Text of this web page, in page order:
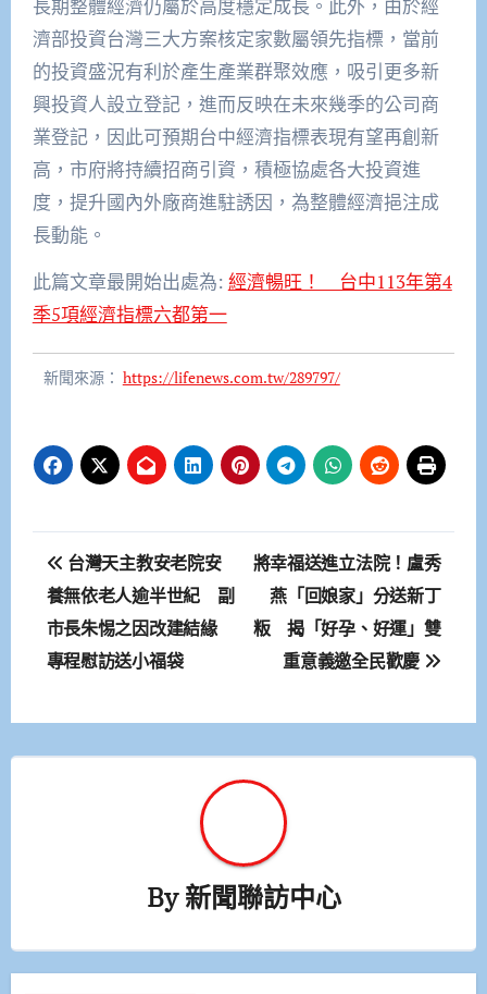
長期整體經濟仍屬於高度穩定成長。此外，由於經
濟部投資台灣三大方案核定家數屬領先指標，當前
的投資盛況有利於產生產業群聚效應，吸引更多新
興投資人設立登記，進而反映在未來幾季的公司商
業登記，因此可預期台中經濟指標表現有望再創新
高，市府將持續招商引資，積極協處各大投資進
度，提升國內外廠商進駐誘因，為整體經濟挹注成
長動能。
此篇文章最開始出處為: 經濟暢旺！ 台中113年第4
季5項經濟指標六都第一
新聞來源： https://lifenews.com.tw/289797/
文
章
導
台灣天主教安老院安
養無依老人逾半世紀 副
市長朱惕之因改建結緣
專程慰訪送小福袋
將幸福送進立法院！盧秀
燕「回娘家」分送新丁
粄 揭「好孕、好運」雙
重意義邀全民歡慶
By新聞聯訪中心